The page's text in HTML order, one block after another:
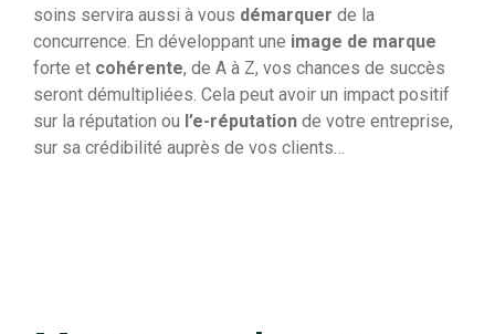
soins servira aussi à vous démarquer de la
concurrence. En développant une image de marque
forte et cohérente, de A à Z, vos chances de succès
seront démultipliées. Cela peut avoir un impact positif
sur la réputation ou l’e-réputation de votre entreprise,
sur sa crédibilité auprès de vos clients…